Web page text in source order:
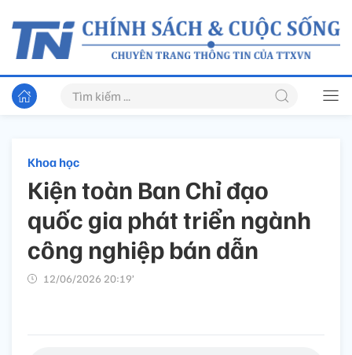
Khoa học
Kiện toàn Ban Chỉ đạo
quốc gia phát triển ngành
công nghiệp bán dẫn
12/06/2026 20:19’